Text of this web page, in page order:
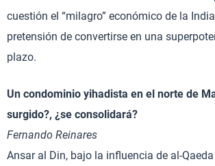
cuestión el “milagro” económico de la
pretensión de convertirse en una
plazo.
Un condominio yihadista en el norte de
surgido?, ¿se consolidará?
Fernando Reinares
Ansar al Din, bajo la influencia de al-